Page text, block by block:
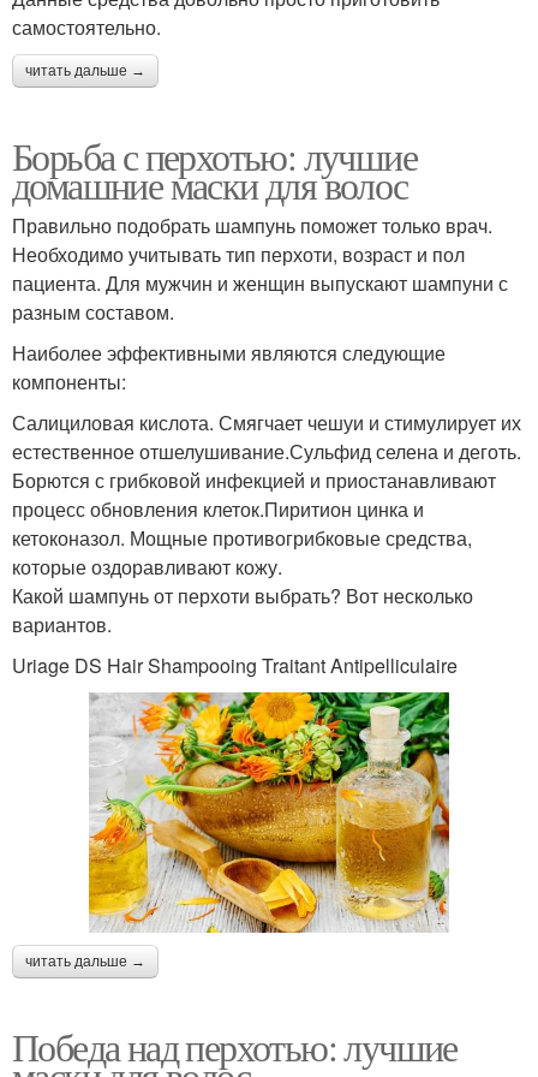
самостоятельно.
читать дальше →
Борьба с перхотью: лучшие
домашние маски для волос
Правильно подобрать шампунь поможет только врач.
Необходимо учитывать тип перхоти, возраст и пол
пациента. Для мужчин и женщин выпускают шампуни с
разным составом.
Наиболее эффективными являются следующие
компоненты:
Салициловая кислота. Смягчает чешуи и стимулирует их
естественное отшелушивание.Сульфид селена и деготь.
Борются с грибковой инфекцией и приостанавливают
процесс обновления клеток.Пиритион цинка и
кетоконазол. Мощные противогрибковые средства,
которые оздоравливают кожу.
Какой шампунь от перхоти выбрать? Вот несколько
вариантов.
Uriage DS Hair Shampooing Traitant Antipelliculaire
читать дальше →
Победа над перхотью: лучшие